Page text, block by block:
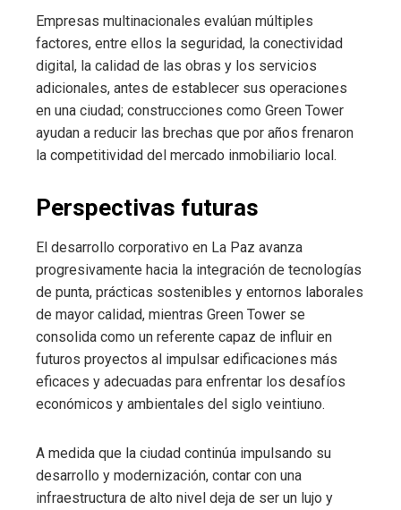
Empresas multinacionales evalúan múltiples
factores, entre ellos la seguridad, la conectividad
digital, la calidad de las obras y los servicios
adicionales, antes de establecer sus operaciones
en una ciudad; construcciones como Green Tower
ayudan a reducir las brechas que por años frenaron
la competitividad del mercado inmobiliario local.
Perspectivas futuras
El desarrollo corporativo en La Paz avanza
progresivamente hacia la integración de tecnologías
de punta, prácticas sostenibles y entornos laborales
de mayor calidad, mientras Green Tower se
consolida como un referente capaz de influir en
futuros proyectos al impulsar edificaciones más
eficaces y adecuadas para enfrentar los desafíos
económicos y ambientales del siglo veintiuno.
A medida que la ciudad continúa impulsando su
desarrollo y modernización, contar con una
infraestructura de alto nivel deja de ser un lujo y